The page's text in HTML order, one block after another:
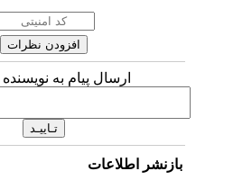
ارسال پیام به نویسنده
بازنشر اطلاعات